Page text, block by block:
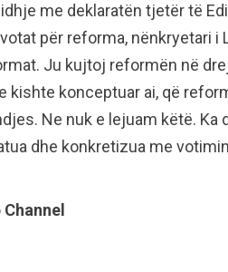
me deklaratën tjetër të
për reforma, nënkryetari i
Ju kujtoj reformën në
kishte konceptuar ai, që
Ne nuk e lejuam këtë.
dhe konkretizua me
Channel